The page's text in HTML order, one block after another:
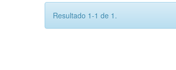
Resultado 1-1 de 1.